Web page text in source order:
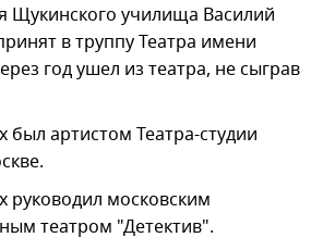
Щукинского училища Василий
в труппу Театра имени
год ушел из театра, не сыграв
был артистом Театра-студии
руководил московским
театром "Детектив".